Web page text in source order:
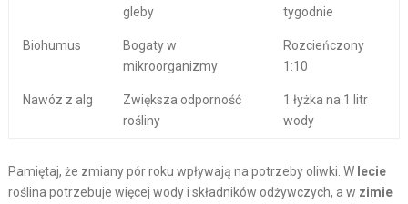
gleby
tygodnie
Biohumus
Bogaty w
mikroorganizmy
Rozcieńczony
1:10
Nawóz z alg
Zwiększa odporność
rośliny
1 łyżka na 1 litr
wody
Pamiętaj, że zmiany pór roku wpływają na potrzeby oliwki. W lecie
roślina potrzebuje więcej wody i składników odżywczych, a w zimie